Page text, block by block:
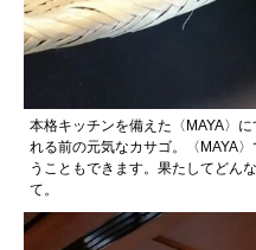
本格キッチンを備えた〈MAYA〉
れる前の元気なカサゴ。〈MAYA
うこともできます。果たしてど
て。